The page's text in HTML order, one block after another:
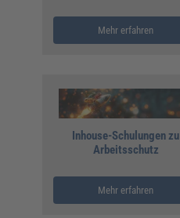
Mehr erfahren
Inhouse-Schulungen zu
Arbeitsschutz
Mehr erfahren